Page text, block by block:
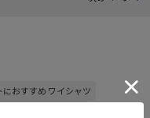
におすすめ ワイシャツ